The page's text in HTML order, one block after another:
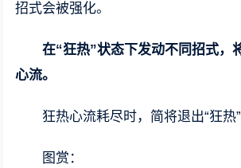
招式会被强化。
在“狂热”状态下发动不同招式，
心流。
狂热心流耗尽时，简将退出“狂热”
图赏：